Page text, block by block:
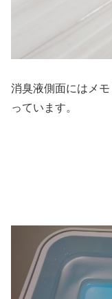
消臭液側面にはメ
っています。